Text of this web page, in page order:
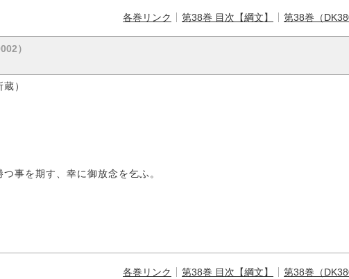
各巻リンク 第38巻 目次【綱文】 第38巻（
）
）
事を期す、幸に御放念を乞ふ。
各巻リンク 第38巻 目次【綱文】 第38巻（